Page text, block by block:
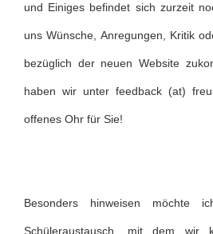
und Einiges befindet sich zurzeit
uns Wünsche, Anregungen, Kritik
bezüglich der neuen Website
haben wir unter feedback (at)
offenes Ohr für Sie!
Besonders hinweisen möchte
Schüleraustausch, mit dem wir